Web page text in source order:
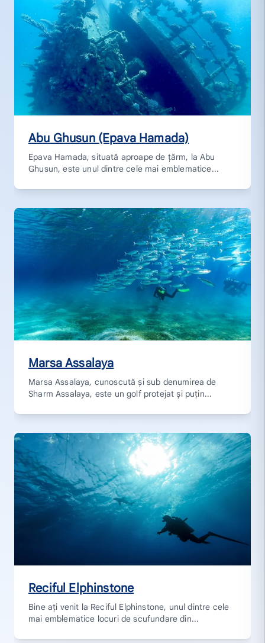
Abu Ghusun (Epava Hamada)
Epava Hamada, situată aproape de țărm, la Abu
Ghusun, este unul dintre cele mai emblematice...
Marsa Assalaya
Marsa Assalaya, cunoscută și sub denumirea de
Sharm Assalaya, este un golf protejat și puțin...
Reciful Elphinstone
Bine ați venit la Reciful Elphinstone, unul dintre cele
mai emblematice locuri de scufundare din...